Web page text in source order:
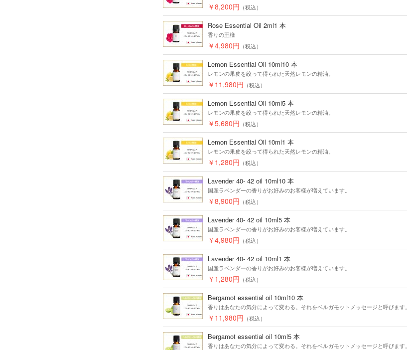
￥8,200円 （税込）
Rose Essential Oil 2ml1 本
香りの王様
￥4,980円 （税込）
Lemon Essential Oil 10ml10 本
レモンの果皮を絞って得られた天然レモンの精油。
￥11,980円 （税込）
Lemon Essential Oil 10ml5 本
レモンの果皮を絞って得られた天然レモンの精油。
￥5,680円 （税込）
Lemon Essential Oil 10ml1 本
レモンの果皮を絞って得られた天然レモンの精油。
￥1,280円 （税込）
Lavender 40- 42 oil 10ml10 本
国産ラベンダーの香りがお好みのお客様が増えています。
￥8,900円 （税込）
Lavender 40- 42 oil 10ml5 本
国産ラベンダーの香りがお好みのお客様が増えています。
￥4,980円 （税込）
Lavender 40- 42 oil 10ml1 本
国産ラベンダーの香りがお好みのお客様が増えています。
￥1,280円 （税込）
Bergamot essential oil 10ml10 本
香りはあなたの気分によって変わる。それをベルガモットメッセージと呼びます。
￥11,980円 （税込）
Bergamot essential oil 10ml5 本
香りはあなたの気分によって変わる。それをベルガモットメッセージと呼びます。